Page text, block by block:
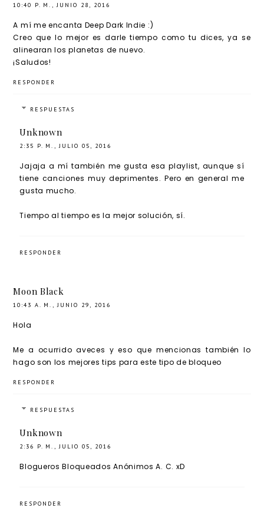
10:40 P. M., JUNIO 28, 2016
A mí me encanta Deep Dark Indie :)
Creo que lo mejor es darle tiempo como tu dices, ya se
alinearan los planetas de nuevo.
¡Saludos!
RESPONDER
RESPUESTAS
Unknown
2:35 P. M., JULIO 05, 2016
Jajaja a mí también me gusta esa playlist, aunque sí
tiene canciones muy deprimentes. Pero en general me
gusta mucho.
Tiempo al tiempo es la mejor solución, sí.
RESPONDER
Moon Black
10:43 A. M., JUNIO 29, 2016
Hola
Me a ocurrido aveces y eso que mencionas también lo
hago son los mejores tips para este tipo de bloqueo
RESPONDER
RESPUESTAS
Unknown
2:36 P. M., JULIO 05, 2016
Blogueros Bloqueados Anónimos A. C. xD
RESPONDER